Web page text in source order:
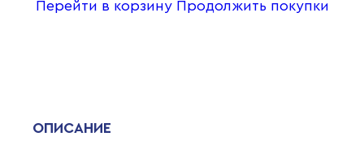
Перейти в корзину Продолжить покупки
ОПИСАНИЕ